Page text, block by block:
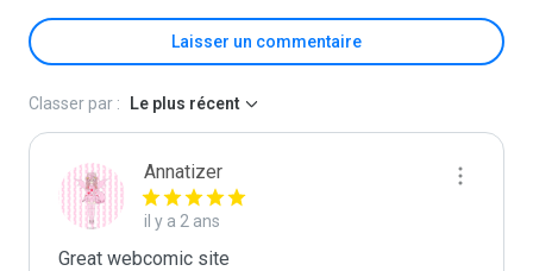
Laisser un commentaire
Classer par : Le plus récent
Annatizer
il y a 2 ans
Great webcomic site